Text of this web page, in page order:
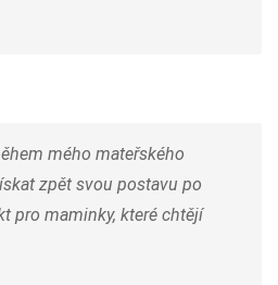
mého mateřského
zpět svou postavu po
pro maminky, které chtějí